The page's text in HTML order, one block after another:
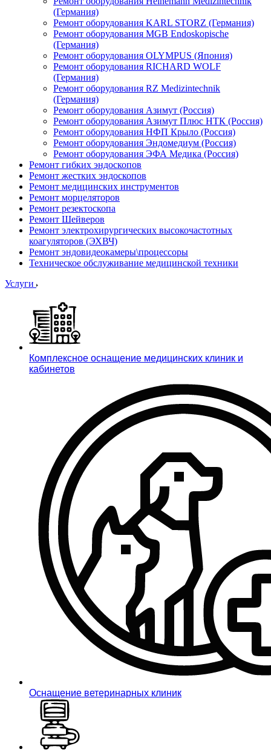
(Германия)
Ремонт оборудования KARL STORZ (Германия)
Ремонт оборудования MGB Endoskopische
(Германия)
Ремонт оборудования OLYMPUS (Япония)
Ремонт оборудования RICHARD WOLF
(Германия)
Ремонт оборудования RZ Medizintechnik
(Германия)
Ремонт оборудования Азимут (Россия)
Ремонт оборудования Азимут Плюс НТК (Россия)
Ремонт оборудования НФП Крыло (Россия)
Ремонт оборудования Эндомедиум (Россия)
Ремонт оборудования ЭФА Медика (Россия)
Ремонт гибких эндоскопов
Ремонт жестких эндоскопов
Ремонт медицинских инструментов
Ремонт морцеляторов
Ремонт резектоскопа
Ремонт Шейверов
Ремонт электрохирургических высокочастотных
коагуляторов (ЭХВЧ)
Ремонт эндовидеокамеры\процессоры
Техническое обслуживание медицинской техники
Услуги
Комплексное оснащение медицинских клиник и
кабинетов
Оснащение ветеринарных клиник